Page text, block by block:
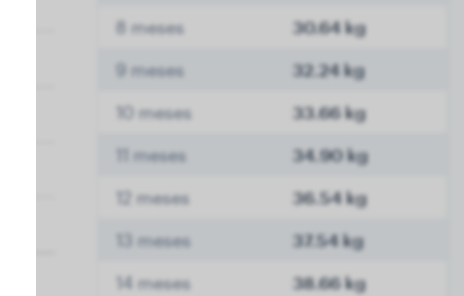
8 meses 30.64 kg
9 meses 32.24 kg
10 meses 33.66 kg
11 meses 34.90 kg
12 meses 36.54 kg
13 meses 37.54 kg
14 meses 38.66 kg